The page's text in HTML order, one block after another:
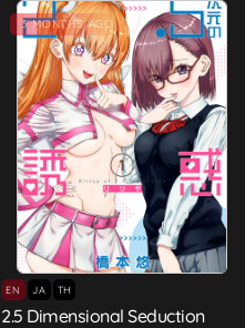
3 MONTHS AGO
EN JA TH
2.5 Dimensional Seduction